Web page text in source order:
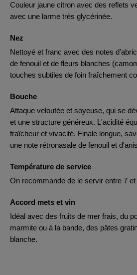
Couleur jaune citron avec des reflets
avec une larme très glycérinée.
Nez
Nettoyé et franc avec des notes
de fenouil et de fleurs blanches
touches subtiles de foin fraîchement
Bouche
Attaque veloutée et soyeuse, qui se
et une structure généreux. L'acidité
fraîcheur et vivacité. Finale longue,
une note rétronasale de fenouil et
Température de service
On recommande de le servir entre 7 et
Accord mets et vin
Idéal avec des fruits de mer frais, du
marmite ou à la bande, des pâtes
blanche.